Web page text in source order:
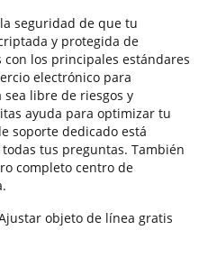
seguridad de que tu
y protegida de
los principales estándares
electrónico para
libre de riesgos y
ayuda para optimizar tu
soporte dedicado está
tus preguntas. También
completo centro de
objeto de línea gratis